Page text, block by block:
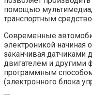
помощью мультимедиа,
транспортным
Современные
электроникой начиная
заканчивая датчиками
двигателем и другими
программным
(электронного блока